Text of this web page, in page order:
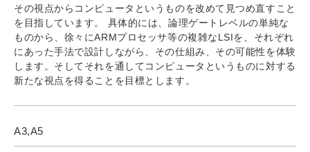
その視点からコンピュータというものを改めて見つめ直すこと
を目指しています。 具体的には、論理ゲートレベルの単純な
ものから、徐々にARMプロセッサ等の複雑なLSIを、それぞれ
にあった手法で設計しながら、その仕組み、その可能性を体験
します。そしてそれを通してコンピュータというものに対する
新たな視点を得ることを目標とします。
A3,A5